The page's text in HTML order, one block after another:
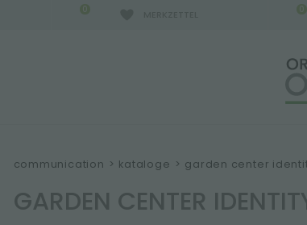
0 0
communication > kataloge > garden center
GARDEN CENTER